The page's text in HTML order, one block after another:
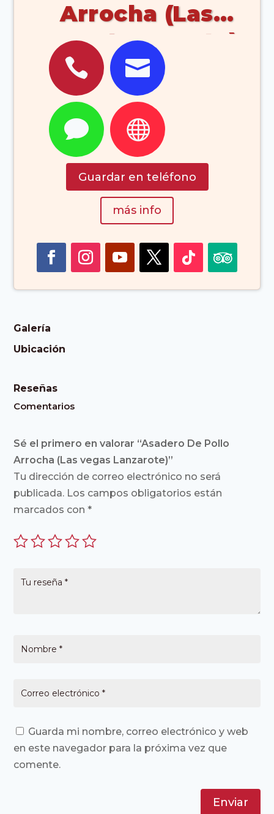
Arrocha (Las
vegas Lanzarote)
 
 
Guardar en teléfono
más info
Galería
Ubicación
Reseñas
Comentarios
Sé el primero en valorar “Asadero De Pollo
Arrocha (Las vegas Lanzarote)”
Tu dirección de correo electrónico no será
publicada. Los campos obligatorios están
marcados con*
Guarda mi nombre, correo electrónico y web
en este navegador para la próxima vez que
comente.
Enviar